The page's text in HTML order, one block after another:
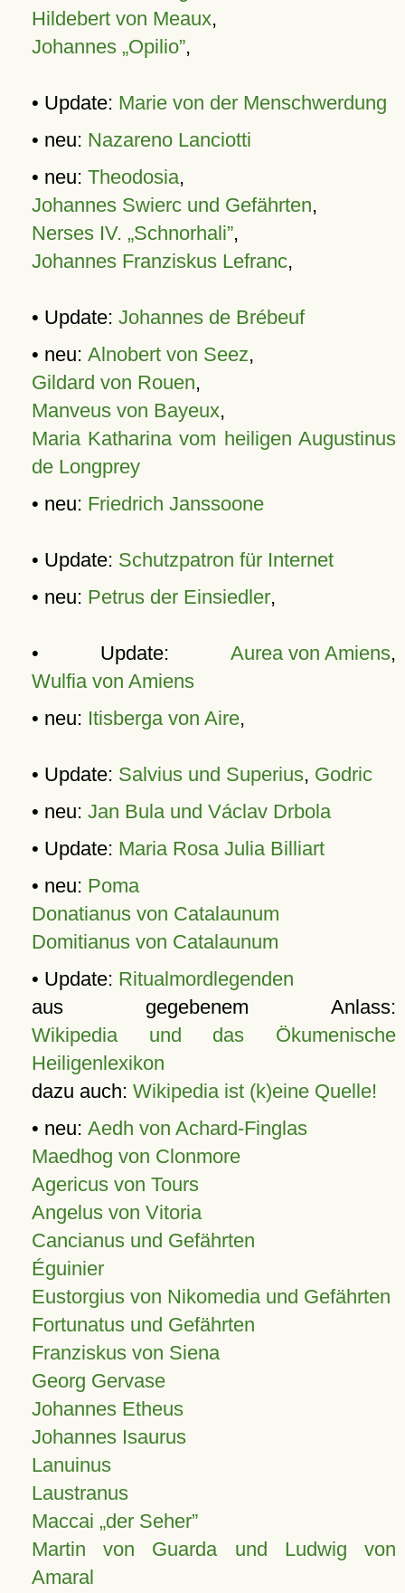
Hildebert von Meaux,
Johannes „Opilio”,
• Update: Marie von der Menschwerdung
• neu: Nazareno Lanciotti
• neu: Theodosia,
Johannes Swierc und Gefährten,
Nerses IV. „Schnorhali”,
Johannes Franziskus Lefranc,
• Update: Johannes de Brébeuf
• neu: Alnobert von Seez,
Gildard von Rouen,
Manveus von Bayeux,
Maria Katharina vom heiligen Augustinus
de Longprey
• neu: Friedrich Janssoone
• Update: Schutzpatron für Internet
• neu: Petrus der Einsiedler,
• Update: Aurea von Amiens,
Wulfia von Amiens
• neu: Itisberga von Aire,
• Update: Salvius und Superius, Godric
• neu: Jan Bula und Václav Drbola
• Update: Maria Rosa Julia Billiart
• neu: Poma
Donatianus von Catalaunum
Domitianus von Catalaunum
• Update: Ritualmordlegenden
aus gegebenem Anlass:
Wikipedia und das Ökumenische
Heiligenlexikon
dazu auch: Wikipedia ist (k)eine Quelle!
• neu: Aedh von Achard-Finglas
Maedhog von Clonmore
Agericus von Tours
Angelus von Vitoria
Cancianus und Gefährten
Éguinier
Eustorgius von Nikomedia und Gefährten
Fortunatus und Gefährten
Franziskus von Siena
Georg Gervase
Johannes Etheus
Johannes Isaurus
Lanuinus
Laustranus
Maccai „der Seher”
Martin von Guarda und Ludwig von
Amaral